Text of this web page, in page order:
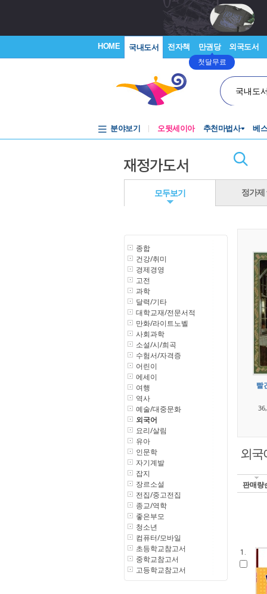
HOME 국내도서 전자책 만권당
첫달무료
외국도서
국내도
분야보기 오뒷세이아 추천마법사 베
재정가도서
모두보기 정가제
종합
건강/취미
경제경영
고전
과학
달력/기타
대학교재/전문서적
만화/라이트노벨
사회과학
소설/시/희곡
수험서/자격증
어린이
에세이
여행
역사
예술/대중문화
외국어
요리/살림
유아
인문학
자기계발
잡지
장르소설
전집/중고전집
종교/역학
좋은부모
청소년
컴퓨터/모바일
초등학교참고서
중학교참고서
고등학교참고서
빨
외국
판매량
1.